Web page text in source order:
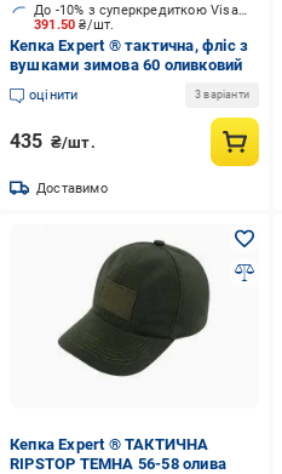
391.50₴/шт.
До -10% з суперкредиткою Visa Вигода
Кепка Expert ® тактична, фліс з
вушками зимова 60 оливковий
оцінити 3 варіанти
435 ₴/шт.
Доставимо
Кепка Expert ® ТАКТИЧНА
RIPSTOP ТЕМНА 56-58 олива